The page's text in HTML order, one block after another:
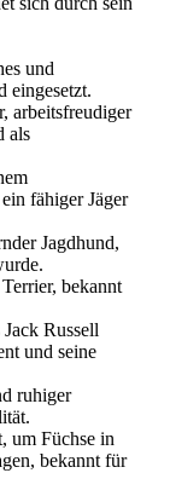
und
eingesetzt.
arbeitsfreudiger
als
fähiger Jäger
Jagdhund,
bekannt
Russell
und seine
ruhiger
um Füchse in
bekannt für